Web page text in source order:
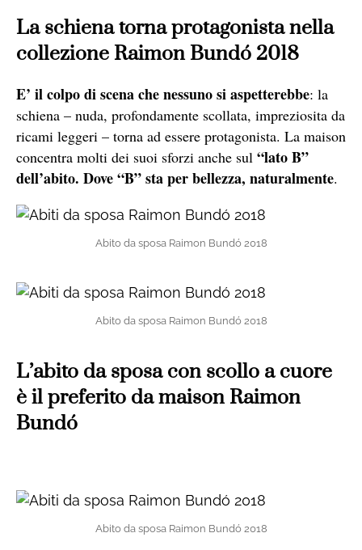
La schiena torna protagonista nella
collezione Raimon Bundó 2018
E’ il colpo di scena che nessuno si aspetterebbe: la
schiena – nuda, profondamente scollata, impreziosita da
ricami leggeri – torna ad essere protagonista. La maison
concentra molti dei suoi sforzi anche sul “lato B”
dell’abito. Dove “B” sta per bellezza, naturalmente.
Abito da sposa Raimon Bundó 2018
Abito da sposa Raimon Bundó 2018
L’abito da sposa con scollo a cuore
è il preferito da maison Raimon
Bundó
Abito da sposa Raimon Bundó 2018